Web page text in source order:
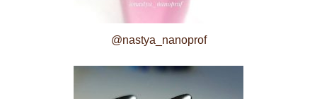
@nastya_nanoprof